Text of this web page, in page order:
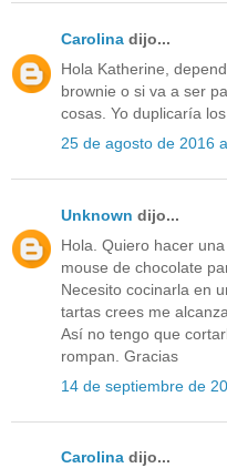
Carolina dijo...
Hola Katherine,
brownie o si va a ser
cosas. Yo duplicaría
25 de agosto de 2016
Unknown dijo...
Hola. Quiero hacer
mouse de chocolate
Necesito cocinarla en
tartas crees me
Así no tengo que
rompan. Gracias
14 de septiembre de
Carolina dijo...